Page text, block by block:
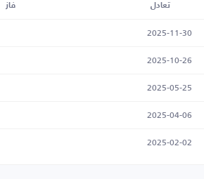
تعادل
فاز
2025-11-30
2025-10-26
2025-05-25
2025-04-06
2025-02-02